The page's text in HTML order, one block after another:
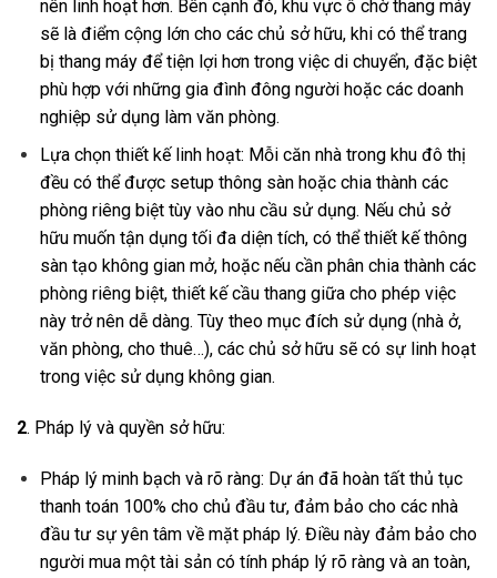
nên linh hoạt hơn. Bên cạnh đó, khu vực ô chờ thang máy
sẽ là điểm cộng lớn cho các chủ sở hữu, khi có thể trang
bị thang máy để tiện lợi hơn trong việc di chuyển, đặc biệt
phù hợp với những gia đình đông người hoặc các doanh
nghiệp sử dụng làm văn phòng.
Lựa chọn thiết kế linh hoạt: Mỗi căn nhà trong khu đô thị
đều có thể được setup thông sàn hoặc chia thành các
phòng riêng biệt tùy vào nhu cầu sử dụng. Nếu chủ sở
hữu muốn tận dụng tối đa diện tích, có thể thiết kế thông
sàn tạo không gian mở, hoặc nếu cần phân chia thành các
phòng riêng biệt, thiết kế cầu thang giữa cho phép việc
này trở nên dễ dàng. Tùy theo mục đích sử dụng (nhà ở,
văn phòng, cho thuê…), các chủ sở hữu sẽ có sự linh hoạt
trong việc sử dụng không gian.
2. Pháp lý và quyền sở hữu:
Pháp lý minh bạch và rõ ràng: Dự án đã hoàn tất thủ tục
thanh toán 100% cho chủ đầu tư, đảm bảo cho các nhà
đầu tư sự yên tâm về mặt pháp lý. Điều này đảm bảo cho
người mua một tài sản có tính pháp lý rõ ràng và an toàn,